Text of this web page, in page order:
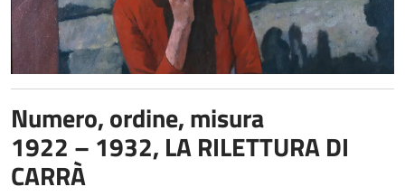
Numero, ordine, misura
1922 – 1932, LA RILETTURA DI
CARRÀ